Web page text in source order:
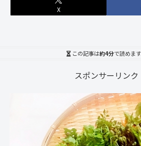
X
この記事は約4分で読めます
スポンサーリンク